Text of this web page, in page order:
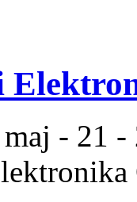
maj - 21 -